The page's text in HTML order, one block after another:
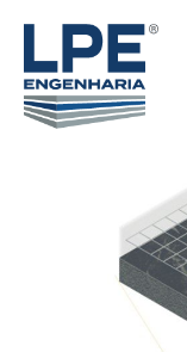
Tipos de
industriais